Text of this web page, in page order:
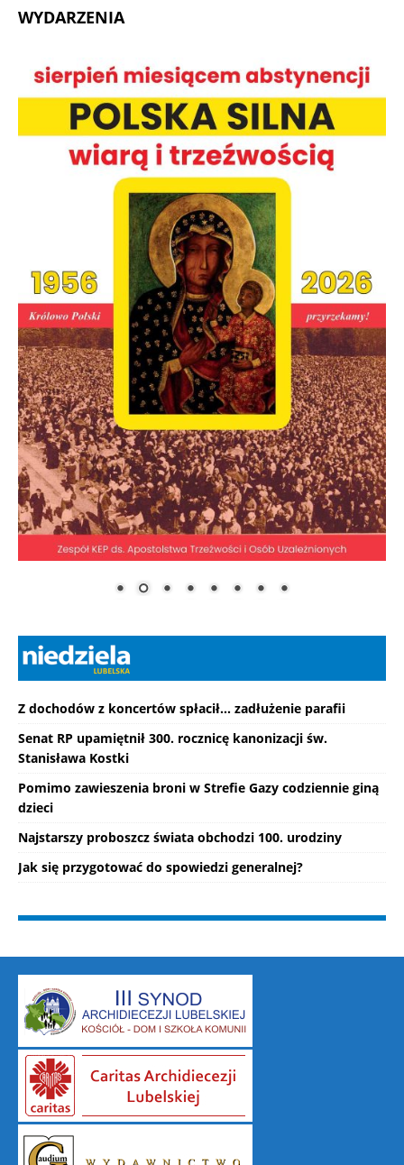
WYDARZENIA
Z dochodów z koncertów spłacił... zadłużenie parafii
Senat RP upamiętnił 300. rocznicę kanonizacji św.
Stanisława Kostki
Pomimo zawieszenia broni w Strefie Gazy codziennie giną
dzieci
Najstarszy proboszcz świata obchodzi 100. urodziny
Jak się przygotować do spowiedzi generalnej?